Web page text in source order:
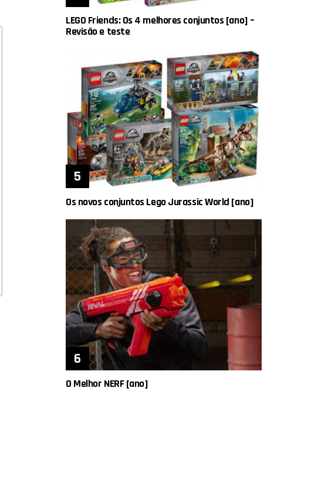
LEGO Friends: Os 4 melhores conjuntos [ano] –
Revisão e teste
Os novos conjuntos Lego Jurassic World [ano]
O Melhor NERF [ano]